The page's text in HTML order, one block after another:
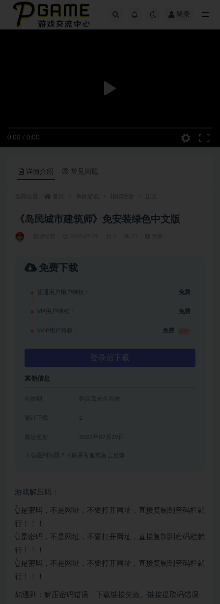
登录
0:00 / 0:00
详情介绍 常见问题
《岛民城市建筑师》免安装绿色中文版
免费下载
普通用户用户特权： 免费
VIP用户特权： 免费
SVIP用户特权： 免费
登录后下载
其他信息
有效期 购买后永久有效
累计下载 2
2022年07月29日
下载遇到问题？可联系客服或留言反馈
游戏解压码：
👆是密码，不是网址，不要打开网址，直接复制到密码栏就
行！！！
👆是密码，不是网址，不要打开网址，直接复制到密码栏就
行！！！
👆是密码，不是网址，不要打开网址，直接复制到密码栏就
行！！！
如遇到：解压密码错误、下载链接失效、链接提取码错误
全部